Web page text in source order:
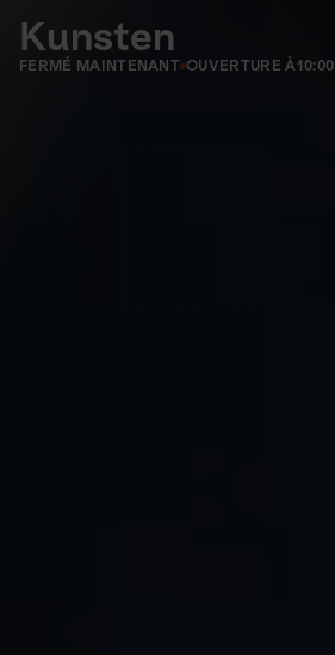
Kunsten
FERMÉ MAINTENANT OUVERTURE À10:00